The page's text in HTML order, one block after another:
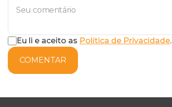
Eu li e aceito as Política de Privacidade.
COMENTAR